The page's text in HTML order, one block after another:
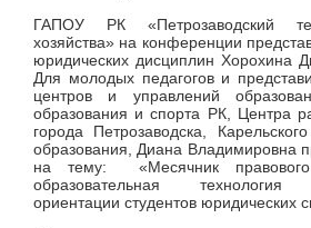
ГАПОУ РК «Петрозаводский
хозяйства» на конференции
юридических дисциплин Хорохина
Для молодых педагогов и
центров и управлений
образования и спорта РК, Центра
города Петрозаводска,
образования, Диана Владимировна
на тему: «Месячник
образовательная технология
ориентации студентов юридических